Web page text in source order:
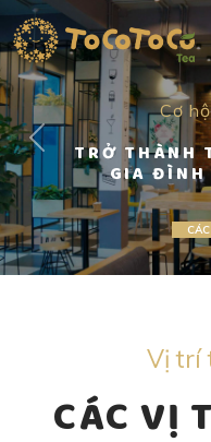
Cơ
TRỞ THÀNH
GIA ĐÌNH
Previous
Vị trí
CÁC VỊ